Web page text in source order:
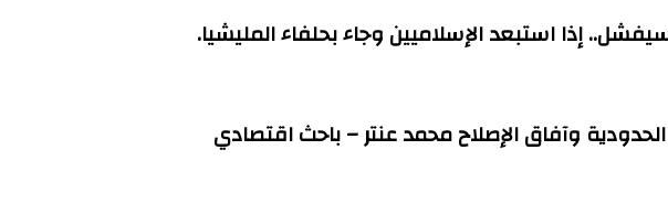
إذا استبعد الإسلاميين وجاء بحلفاء المليشيا.
الحدودية وآفاق الإصلاح محمد عنتر – باحث اقتصادي